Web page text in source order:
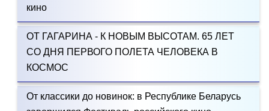
кино
ОТ ГАГАРИНА - К НОВЫМ ВЫСОТАМ. 65 ЛЕТ
СО ДНЯ ПЕРВОГО ПОЛЕТА ЧЕЛОВЕКА В
КОСМОС
От классики до новинок: в Республике Беларусь